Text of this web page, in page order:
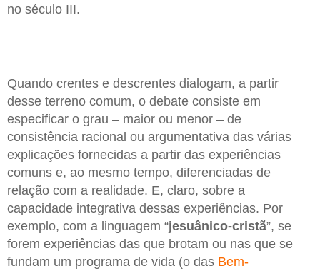
no século III.
Quando crentes e descrentes dialogam, a partir
desse terreno comum, o debate consiste em
especificar o grau – maior ou menor – de
consistência racional ou argumentativa das várias
explicações fornecidas a partir das experiências
comuns e, ao mesmo tempo, diferenciadas de
relação com a realidade. E, claro, sobre a
capacidade integrativa dessas experiências. Por
exemplo, com a linguagem “jesuânico-cristã”, se
forem experiências das que brotam ou nas que se
fundam um programa de vida (o das Bem-